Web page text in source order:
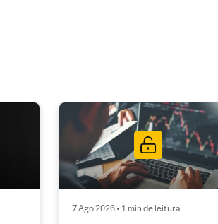
7 Ago 2026 • 1 min de leitura